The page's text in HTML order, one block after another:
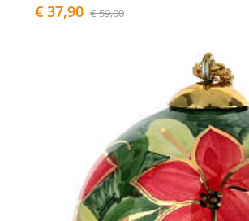
€ 37,90 € 59,00